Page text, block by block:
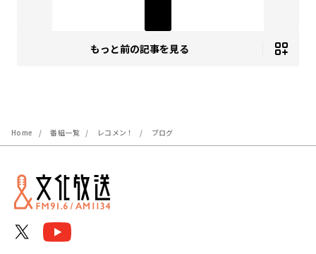
もっと前の記事を見る
Home 番組一覧 レコメン！ ブログ